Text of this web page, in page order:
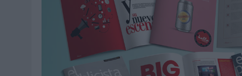
06/08/2026 | LA TELEVISIÓN SIGUE LIDERANDO EL CONSUMO DE MEDIOS
06/08/2026 | EL USO DE LA IA GENERATIVA ALCANZA YA AL 62% DE LOS
06/08/2026
SYSTEM1 NOMBRA A KIMBERLY BASTONI COMO NUEVA
06/08/2026
FRIGO Y UNIQLO LANZAN UNA COLECCIÓN PERSONALIZABLE
06/08/2026
LA IA ESTÁ SUBIENDO EL LISTÓN DE LA CREATIVIDAD